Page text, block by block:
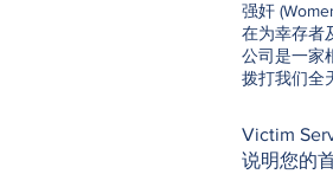
强奸
在为幸存者
公司是一家
拨打我们全
Victim
说明您的